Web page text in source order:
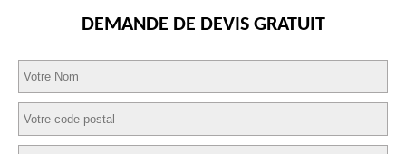
DEMANDE DE DEVIS GRATUIT